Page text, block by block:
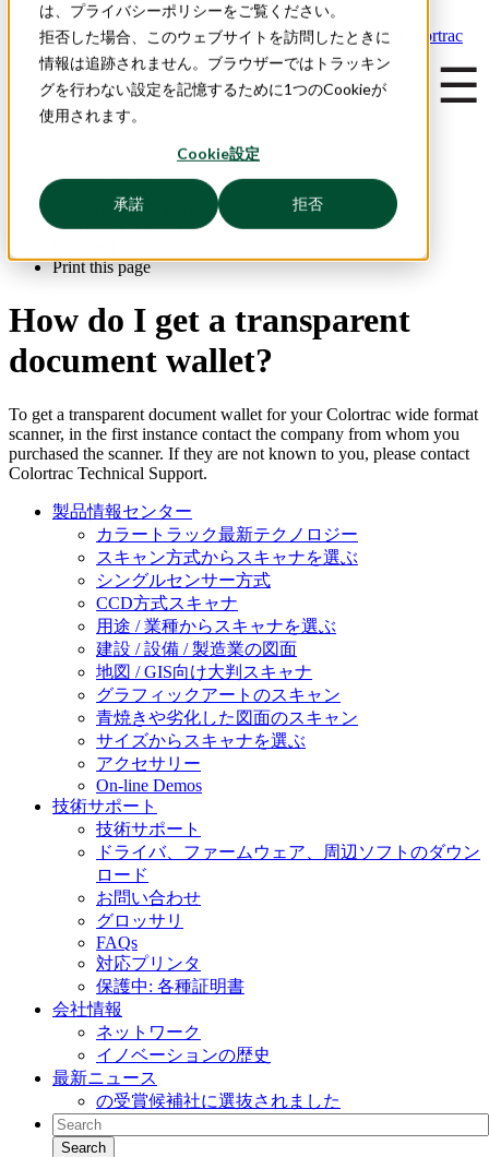
は、プライバシーポリシーをご覧ください。
拒否した場合、このウェブサイトを訪問したときに
情報は追跡されません。ブラウザーではトラッキン
グを行わない設定を記憶するために1つのCookieが
使用されます。
Cookie設定
承諾 拒否
☰
Post on LinkedIn
Post on Google Plus
Share on Facebook
Print this page
How do I get a transparent
document wallet?
To get a transparent document wallet for your Colortrac wide format
scanner, in the first instance contact the company from whom you
purchased the scanner. If they are not known to you, please contact
Colortrac Technical Support.
製品情報センター
カラートラック最新テクノロジー
スキャン方式からスキャナを選ぶ
シングルセンサー方式
CCD方式スキャナ
用途 / 業種からスキャナを選ぶ
建設 / 設備 / 製造業の図面
地図 / GIS向け大判スキャナ
グラフィックアートのスキャン
青焼きや劣化した図面のスキャン
サイズからスキャナを選ぶ
アクセサリー
On-line Demos
技術サポート
技術サポート
ドライバ、ファームウェア、周辺ソフトのダウン
ロード
お問い合わせ
グロッサリ
FAQs
対応プリンタ
保護中: 各種証明書
会社情報
ネットワーク
イノベーションの歴史
最新ニュース
の受賞候補社に選抜されました